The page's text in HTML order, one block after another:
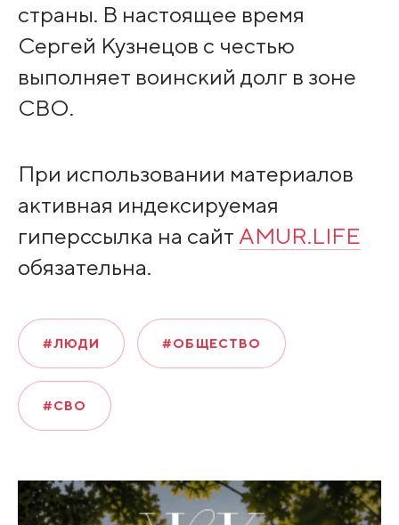
страны. В настоящее время
Сергей Кузнецов с честью
выполняет воинский долг в зоне
СВО.
При использовании материалов
активная индексируемая
гиперссылка на сайт AMUR.LIFE
обязательна.
#ЛЮДИ #ОБЩЕСТВО
#СВО